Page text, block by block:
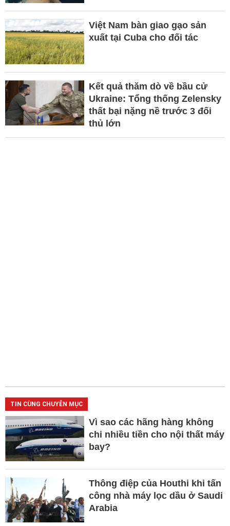
Việt Nam bàn giao gạo sản
xuất tại Cuba cho đối tác
Kết quả thăm dò về bầu cử
Ukraine: Tổng thống Zelensky
thất bại nặng nề trước 3 đối
thủ lớn
TIN CÙNG CHUYÊN MỤC
Vì sao các hãng hàng không
chi nhiều tiền cho nội thất máy
bay?
Thông điệp của Houthi khi tấn
công nhà máy lọc dầu ở Saudi
Arabia